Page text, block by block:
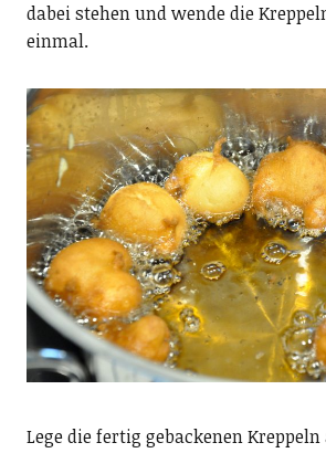
dabei stehen und wende die
einmal.
Lege die fertig gebackenen